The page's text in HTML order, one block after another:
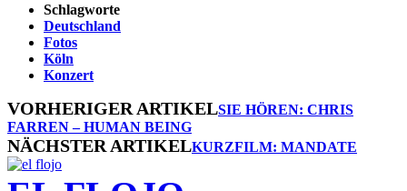
Schlagworte
Deutschland
Fotos
Köln
Konzert
VORHERIGER ARTIKELSIE HÖREN: CHRIS
FARREN – HUMAN BEING
NÄCHSTER ARTIKELKURZFILM: MANDATE